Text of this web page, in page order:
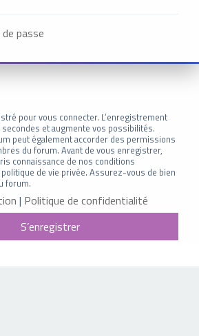
passe
pour vous connecter. L’enregistrement
et augmente vos possibilités.
peut également accorder des permissions
du forum. Avant de vous enregistrer,
connaissance de nos conditions
de vie privée. Assurez-vous de bien
forum.
| Politique de confidentialité
S’enregistrer